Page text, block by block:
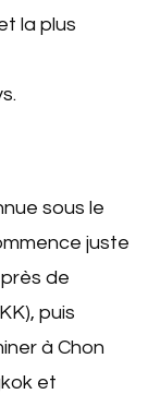
la plus
sous le
juste
de
puis
à Chon
et